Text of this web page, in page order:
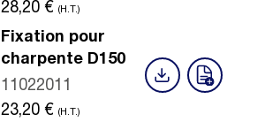
28,20 € (H.T.)
Fixation pour
charpente D150
11022011
23,20 € (H.T.)